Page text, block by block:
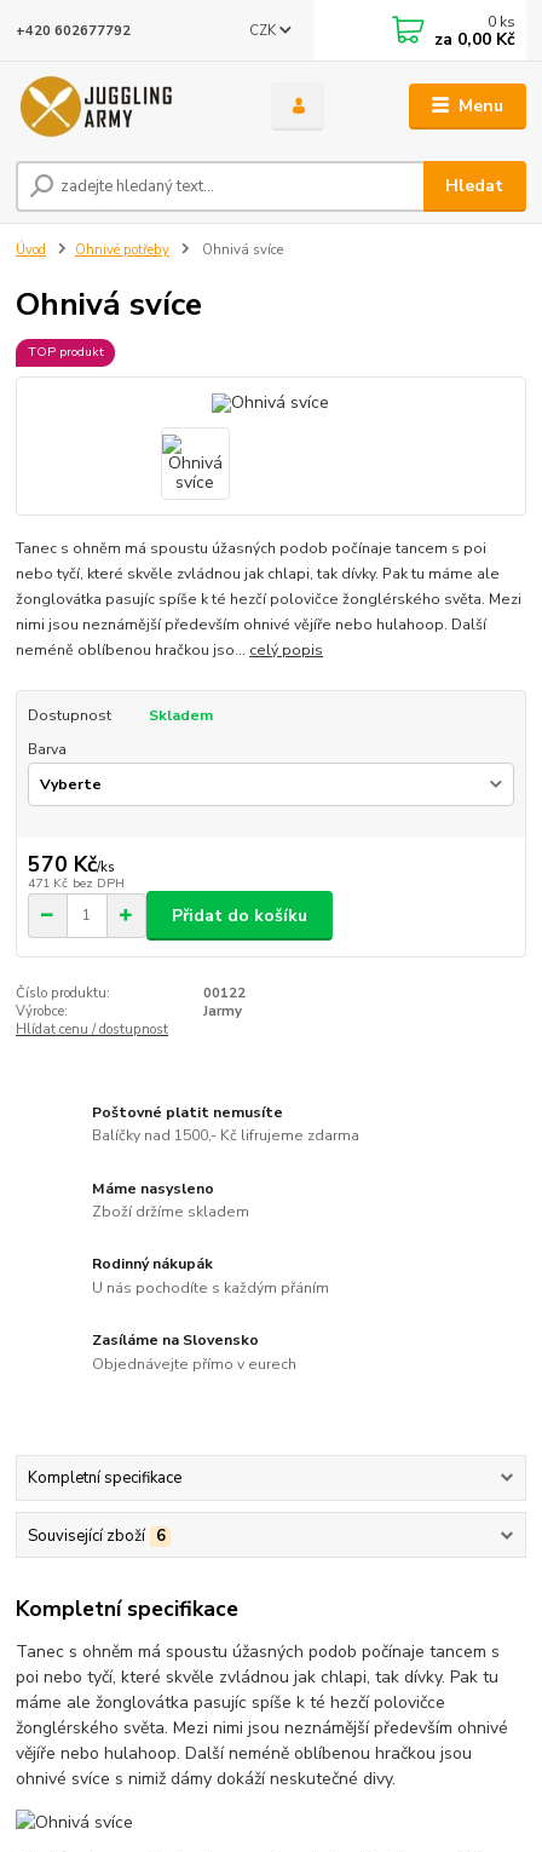
Menu
CZK
Hledat
+420 602677792 0 ks
za 0,00 Kč
Úvod Ohnivé potřeby Ohnivá svíce
Ohnivá svíce
TOP produkt
Tanec s ohněm má spoustu úžasných podob počínaje tancem s poi
nebo tyčí, které skvěle zvládnou jak chlapi, tak dívky. Pak tu máme ale
žonglovátka pasujíc spíše k té hezčí polovičce žonglérského světa. Mezi
nimi jsou neznámější především ohnivé vějíře nebo hulahoop. Další
neméně oblíbenou hračkou jso... celý popis
Dostupnost
Skladem
Barva
570 Kč/ks
471 Kč bez DPH
Přidat do košíku
Číslo produktu:
00122
Výrobce:
Jarmy
Hlídat cenu / dostupnost
Poštovné platit nemusíte
Balíčky nad 1500,- Kč lifrujeme zdarma
Máme nasysleno
Zboží držíme skladem
Rodinný nákupák
U nás pochodíte s každým přáním
Zasíláme na Slovensko
Objednávejte přímo v eurech
Kompletní specifikace
Související zboží 6
Kompletní specifikace
Tanec s ohněm má spoustu úžasných podob počínaje tancem s
poi nebo tyčí, které skvěle zvládnou jak chlapi, tak dívky. Pak tu
máme ale žonglovátka pasujíc spíše k té hezčí polovičce
žonglérského světa. Mezi nimi jsou neznámější především ohnivé
vějíře nebo hulahoop. Další neméně oblíbenou hračkou jsou
ohnivé svíce s nimiž dámy dokáží neskutečné divy.